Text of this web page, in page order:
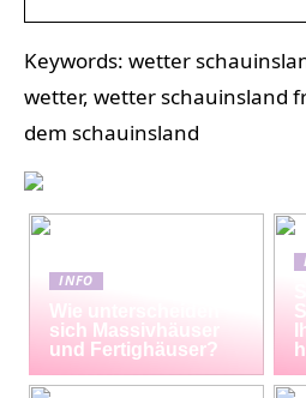
Keywords: wetter
wetter, wetter schauinsland
dem schauinsland
INFO
Wie unterscheiden
sich Massivhäuser
und Fertighäuser?